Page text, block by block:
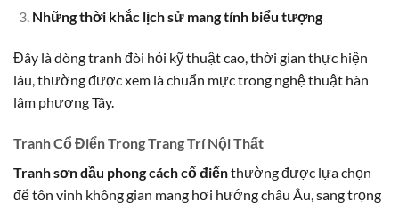
Những thời khắc lịch sử mang tính biểu tượng
Đây là dòng tranh đòi hỏi kỹ thuật cao, thời gian thực hiện
lâu, thường được xem là chuẩn mực trong nghệ thuật hàn
lâm phương Tây.
Tranh Cổ Điển Trong Trang Trí Nội Thất
Tranh sơn dầu phong cách cổ điểnthường được lựa chọn
để tôn vinh không gian mang hơi hướng châu Âu, sang trọng